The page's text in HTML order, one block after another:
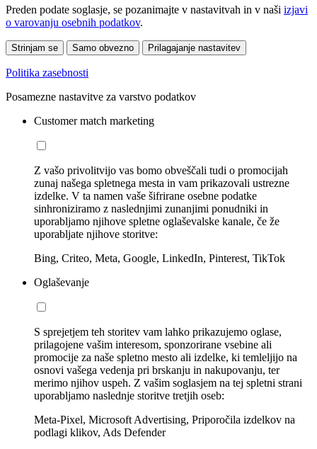
Preden podate soglasje, se pozanimajte v nastavitvah in v naši izjavi
o varovanju osebnih podatkov.
Strinjam se Samo obvezno Prilagajanje nastavitev
Politika zasebnosti
Posamezne nastavitve za varstvo podatkov
Customer match marketing
Z vašo privolitvijo vas bomo obveščali tudi o promocijah
zunaj našega spletnega mesta in vam prikazovali ustrezne
izdelke. V ta namen vaše šifrirane osebne podatke
sinhroniziramo z naslednjimi zunanjimi ponudniki in
uporabljamo njihove spletne oglaševalske kanale, če že
uporabljate njihove storitve:
Bing, Criteo, Meta, Google, LinkedIn, Pinterest, TikTok
Oglaševanje
S sprejetjem teh storitev vam lahko prikazujemo oglase,
prilagojene vašim interesom, sponzorirane vsebine ali
promocije za naše spletno mesto ali izdelke, ki temleljijo na
osnovi vašega vedenja pri brskanju in nakupovanju, ter
merimo njihov uspeh. Z vašim soglasjem na tej spletni strani
uporabljamo naslednje storitve tretjih oseb:
Meta-Pixel, Microsoft Advertising, Priporočila izdelkov na
podlagi klikov, Ads Defender